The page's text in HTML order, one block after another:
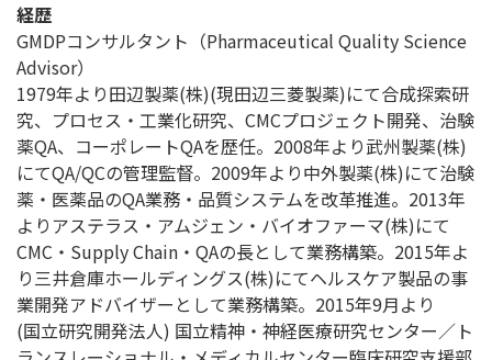
経歴
GMDPコンサルタント（Pharmaceutical Quality Science
Advisor）
1979年より田辺製薬(株)(現田辺三菱製薬)にて合成探索研
究、プロセス・工業化研究、CMCプロジェクト開発、治験
薬QA、コーポレートQAを歴任。2008年より武州製薬(株)
にてQA/QCの管理監督。2009年より中外製薬(株)にて治験
薬・医薬品のQA業務・品質システムを改革推進。2013年
よりアステラス・アムジェン・バイオファーマ(株)にて
CMC・Supply Chain・QAの長として業務構築。2015年よ
り三井倉庫ホールディングス(株)にてヘルスケア製品の事
業開発アドバイザーとして業務構築。2015年9月より
(国立研究開発法人) 国立精神・神経医療研究センター／ト